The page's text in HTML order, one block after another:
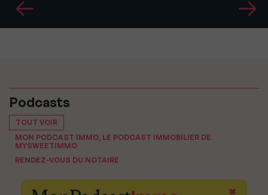
Podcasts
TOUT VOIR
MON PODCAST IMMO, LE PODCAST IMMOBILIER DE
MYSWEETIMMO
RENDEZ-VOUS DU NOTAIRE